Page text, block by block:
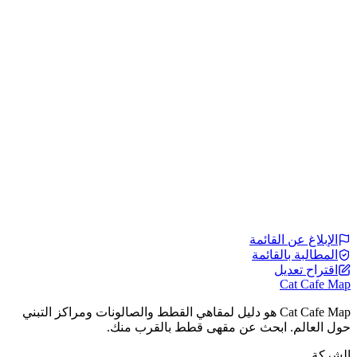
الإبلاغ عن القائمة
المطالبة بالقائمة
اقتراح تعديل
Cat Cafe Map
Cat Cafe Map هو دليل لمقاهي القطط والصالونات ومراكز التبني
حول العالم. ابحث عن مقهى قطط بالقرب منك.